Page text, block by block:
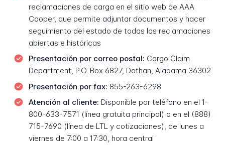
reclamaciones de carga en el sitio web de AAA
Cooper, que permite adjuntar documentos y hacer
seguimiento del estado de todas las reclamaciones
abiertas e históricas
Presentación por correo postal: Cargo Claim
Department, P.O. Box 6827, Dothan, Alabama 36302
Presentación por fax: 855-263-6298
Atención al cliente: Disponible por teléfono en el 1-
800-633-7571 (línea gratuita principal) o en el (888)
715-7690 (línea de LTL y cotizaciones), de lunes a
viernes de 7:00 a 17:30, hora central